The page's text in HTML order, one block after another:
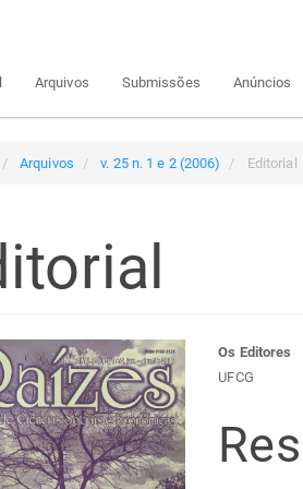
Arquivos Submissões Anúncios
Arquivos v. 25 n. 1 e 2 (2006) Editorial
do
Os Editores
UFCG